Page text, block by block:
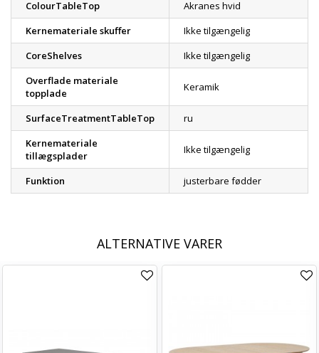
ColourTableTop
Akranes hvid
Kernemateriale skuffer
Ikke tilgængelig
CoreShelves
Ikke tilgængelig
Overflade materiale
topplade
Keramik
SurfaceTreatmentTableTop
ru
Kernemateriale
tillægsplader
Ikke tilgængelig
Funktion justerbare fødder
ALTERNATIVE VARER